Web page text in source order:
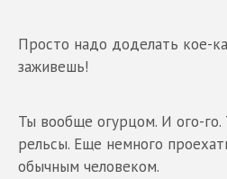
Просто надо доделать кое-
заживешь!
Ты вообще огурцом. И ого-го.
рельсы. Еще немного
обычным человеком.